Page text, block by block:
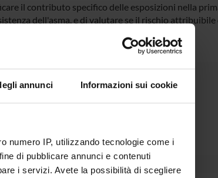
annunci Informazioni sui cookie
numero IP, utilizzando tecnologie come i
di pubblicare annunci e contenuti
i servizi. Avete la possibilità di scegliere
il contributo specifico delle esposizioni nella
dell'asma, e di valutare se il rischio attribuibile